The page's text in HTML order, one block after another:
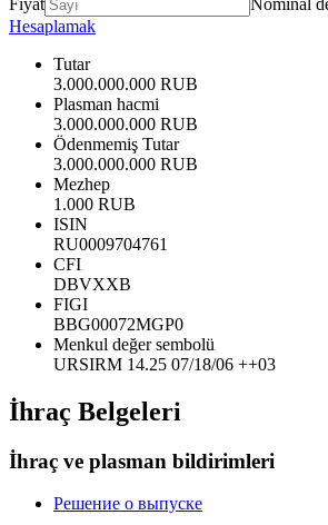
Hesaplamak
Tutar
3.000.000.000 RUB
Plasman hacmi
3.000.000.000 RUB
Ödenmemiş Tutar
3.000.000.000 RUB
Mezhep
1.000 RUB
ISIN
RU0009704761
CFI
DBVXXB
FIGI
BBG00072MGP0
Menkul değer sembolü
URSIRM 14.25 07/18/06 ++03
İhraç Belgeleri
İhraç ve plasman bildirimleri
Решение о выпуске